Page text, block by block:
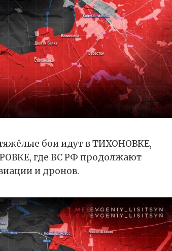
бои идут в ТИХОНОВКЕ,
где ВС РФ продолжают
и дронов.